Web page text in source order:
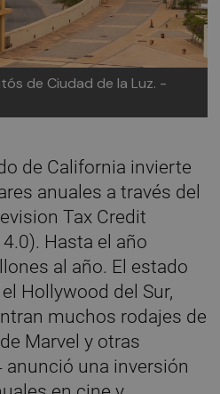
de Ciudad de la Luz. -
de California invierte
anuales a través del
Tax Credit
Hasta el año
al año. El estado
Hollywood del Sur,
muchos rodajes de
Marvel y otras
una inversión